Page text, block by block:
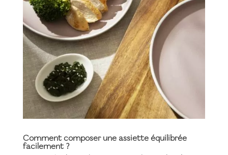
Comment composer une assiette équilibrée
facilement ?